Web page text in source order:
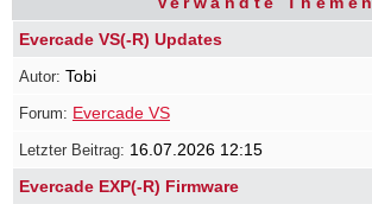
Evercade VS(-R) Updates
Tobi
Evercade VS
16.07.2026 12:15
Evercade EXP(-R) Firmware